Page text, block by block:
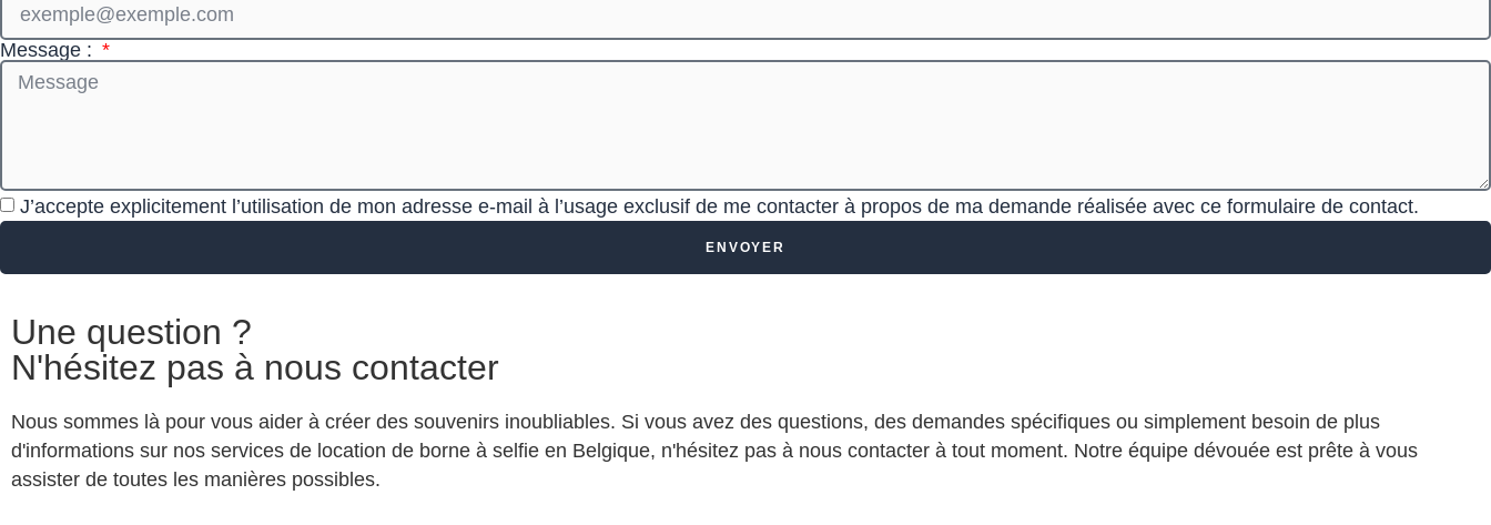
Message :
J’accepte explicitement l’utilisation de mon adresse e‑mail à l’usage exclusif de me contacter à propos de ma demande réalisée avec ce formulaire de contact.
ENVOYER
Une question ?
N'hésitez pas à nous contacter
Nous sommes là pour vous aider à créer des souvenirs inoubliables. Si vous avez des questions, des demandes spécifiques ou simplement besoin de plus
d'informations sur nos services de location de borne à selfie en Belgique, n'hésitez pas à nous contacter à tout moment. Notre équipe dévouée est prête à vous
assister de toutes les manières possibles.